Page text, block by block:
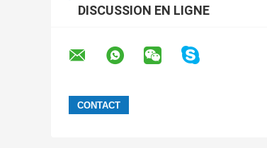
DISCUSSION EN LIGNE